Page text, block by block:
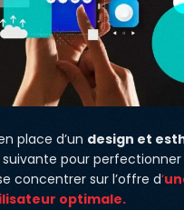
place d’un design et
suivante pour
concentrer sur l’offre d‘
optimale.